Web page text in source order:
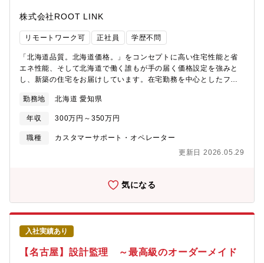
株式会社ROOT LINK
リモートワーク可 正社員 学歴不問
「北海道品質。北海道価格。」をコンセプトに高い住宅性能と省
エネ性能、そして北海道で働く誰もが手の届く価格設定を強みと
し、新築の住宅をお届けしています。在宅勤務を中心としたフレ
サポートします。【具体的な業務内容】■資料請求の実績があるお
客様への架電業務■ショールームやモデルハウス見学のご案内■来
場予約の管理■資料作成・事務作業（イベント案内のための簡単な
資料作成など）
勤務地 北海道 愛知県
年収 300万円～350万円
職種
カスタマーサポート・オペレーター
更新日 2026.05.29
気になる
入社実績あり
【名古屋】設計監理 ～最高級のオーダーメイド